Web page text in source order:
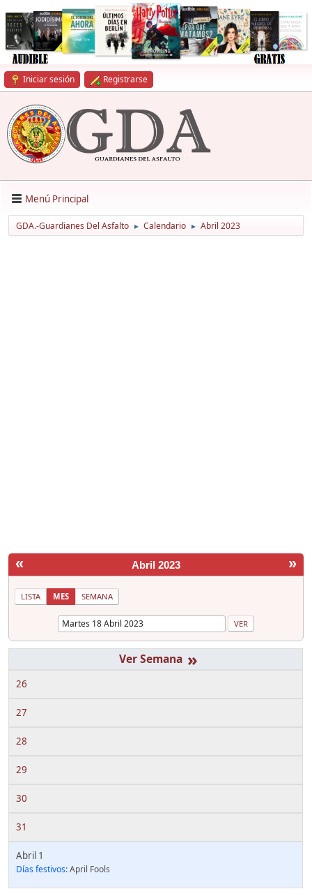
Iniciar sesión Registrarse
Menú Principal
GDA.-Guardianes Del Asfalto ► Calendario ► Abril 2023
« »
Abril 2023
LISTA MES SEMANA
»
26
27
28
29
30
31
Abril 1
Días festivos:April Fools